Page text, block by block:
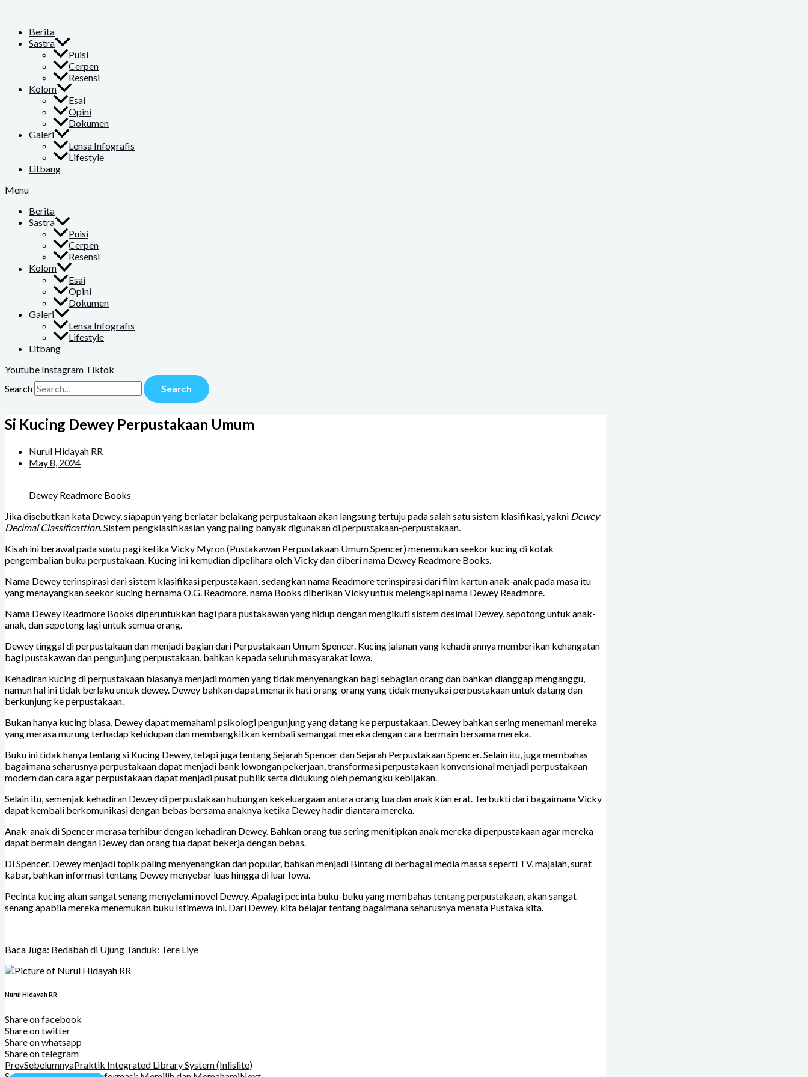
contentBerita
Sastra
Puisi
Cerpen
Resensi
Kolom
Esai
Opini
Dokumen
Galeri
Lensa Infografis
Lifestyle
Litbang
Menu
Berita
Sastra
Puisi
Cerpen
Resensi
Kolom
Esai
Opini
Dokumen
Galeri
Lensa Infografis
Lifestyle
Litbang
Youtube Instagram Tiktok
Search
Search
Si Kucing Dewey Perpustakaan Umum
Nurul Hidayah RR
May 8, 2024
Dewey Readmore Books
Jika disebutkan kata Dewey, siapapun yang berlatar belakang perpustakaan akan langsung tertuju pada salah satu sistem klasifikasi, yakni Dewey
Decimal Classificattion. Sistem pengklasifikasian yang paling banyak digunakan di perpustakaan-perpustakaan.
Kisah ini berawal pada suatu pagi ketika Vicky Myron (Pustakawan Perpustakaan Umum Spencer) menemukan seekor kucing di kotak
pengembalian buku perpustakaan. Kucing ini kemudian dipelihara oleh Vicky dan diberi nama Dewey Readmore Books.
Nama Dewey terinspirasi dari sistem klasifikasi perpustakaan, sedangkan nama Readmore terinspirasi dari film kartun anak-anak pada masa itu
yang menayangkan seekor kucing bernama O.G. Readmore, nama Books diberikan Vicky untuk melengkapi nama Dewey Readmore.
Nama Dewey Readmore Books diperuntukkan bagi para pustakawan yang hidup dengan mengikuti sistem desimal Dewey, sepotong untuk anak-
anak, dan sepotong lagi untuk semua orang.
Dewey tinggal di perpustakaan dan menjadi bagian dari Perpustakaan Umum Spencer. Kucing jalanan yang kehadirannya memberikan kehangatan
bagi pustakawan dan pengunjung perpustakaan, bahkan kepada seluruh masyarakat Iowa.
Kehadiran kucing di perpustakaan biasanya menjadi momen yang tidak menyenangkan bagi sebagian orang dan bahkan dianggap menganggu,
namun hal ini tidak berlaku untuk dewey. Dewey bahkan dapat menarik hati orang-orang yang tidak menyukai perpustakaan untuk datang dan
berkunjung ke perpustakaan.
Bukan hanya kucing biasa, Dewey dapat memahami psikologi pengunjung yang datang ke perpustakaan. Dewey bahkan sering menemani mereka
yang merasa murung terhadap kehidupan dan membangkitkan kembali semangat mereka dengan cara bermain bersama mereka.
Buku ini tidak hanya tentang si Kucing Dewey, tetapi juga tentang Sejarah Spencer dan Sejarah Perpustakaan Spencer. Selain itu, juga membahas
bagaimana seharusnya perpustakaan dapat menjadi bank lowongan pekerjaan, transformasi perpustakaan konvensional menjadi perpustakaan
modern dan cara agar perpustakaan dapat menjadi pusat publik serta didukung oleh pemangku kebijakan.
Selain itu, semenjak kehadiran Dewey di perpustakaan hubungan kekeluargaan antara orang tua dan anak kian erat. Terbukti dari bagaimana Vicky
dapat kembali berkomunikasi dengan bebas bersama anaknya ketika Dewey hadir diantara mereka.
Anak-anak di Spencer merasa terhibur dengan kehadiran Dewey. Bahkan orang tua sering menitipkan anak mereka di perpustakaan agar mereka
dapat bermain dengan Dewey dan orang tua dapat bekerja dengan bebas.
Di Spencer, Dewey menjadi topik paling menyenangkan dan popular, bahkan menjadi Bintang di berbagai media massa seperti TV, majalah, surat
kabar, bahkan informasi tentang Dewey menyebar luas hingga di luar Iowa.
Pecinta kucing akan sangat senang menyelami novel Dewey. Apalagi pecinta buku-buku yang membahas tentang perpustakaan, akan sangat
senang apabila mereka menemukan buku Istimewa ini. Dari Dewey, kita belajar tentang bagaimana seharusnya menata Pustaka kita.
Baca Juga: Bedabah di Ujung Tanduk: Tere Liye
Nurul Hidayah RR
Share on facebook
Share on twitter
Share on whatsapp
Share on telegram
PrevSebelumnyaPraktik Integrated Library System (Inlislite)